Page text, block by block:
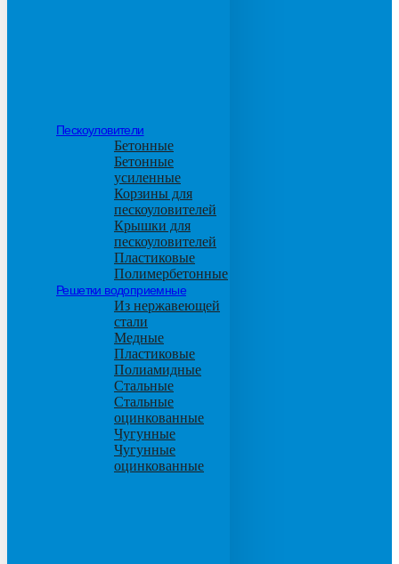
Пескоуловители
Бетонные
Бетонные
усиленные
Корзины для
пескоуловителей
Крышки для
пескоуловителей
Пластиковые
Полимербетонные
Решетки водоприемные
Из нержавеющей
стали
Медные
Пластиковые
Полиамидные
Стальные
Стальные
оцинкованные
Чугунные
Чугунные
оцинкованные